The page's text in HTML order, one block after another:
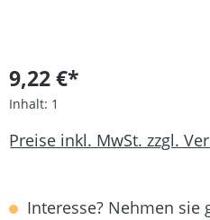
9,22 €*
Inhalt: 1
Preise inkl. MwSt. zzgl.
Interesse? Nehmen sie